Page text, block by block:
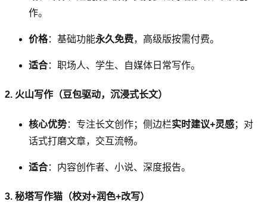
作。
价格：基础功能永久免费，高级版按需付费。
适合：职场人、学生、自媒体日常写作。
2. 火山写作（豆包驱动，沉浸式长文）
核心优势：专注长文创作；侧边栏实时建议+灵感；对
话式打磨文章，交互流畅。
适合：内容创作者、小说、深度报告。
3. 秘塔写作猫（校对+润色+改写）